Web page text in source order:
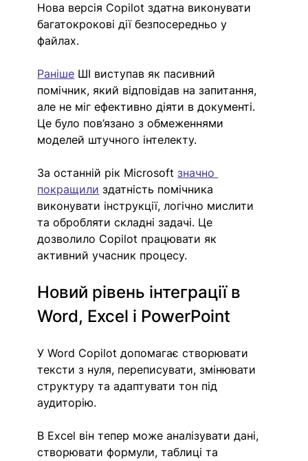
Нова версія Copilot здатна виконувати
багатокрокові дії безпосередньо у
файлах.
Раніше ШІ виступав як пасивний
помічник, який відповідав на запитання,
але не міг ефективно діяти в документі.
Це було пов’язано з обмеженнями
моделей штучного інтелекту.
За останній рік Microsoft значно
покращили здатність помічника
виконувати інструкції, логічно мислити
та обробляти складні задачі. Це
дозволило Copilot працювати як
активний учасник процесу.
Новий рівень інтеграції в
Word, Excel і PowerPoint
У Word Copilot допомагає створювати
тексти з нуля, переписувати, змінювати
структуру та адаптувати тон під
аудиторію.
В Excel він тепер може аналізувати дані,
створювати формули, таблиці та